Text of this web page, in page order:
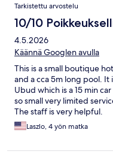
Tarkistettu arvostelu
10/10
4.5.2026
Käännä Googlen avulla
This is a small boutique
and a cca 5m long pool.
Ubud which is a 15 min
so small very limited
The staff is very helpful.
Laszlo, 4 yön matka